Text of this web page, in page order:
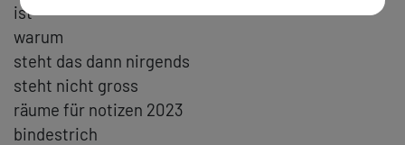
ist
warum
steht das dann nirgends
steht nicht gross
räume für notizen 2023
bindestrich